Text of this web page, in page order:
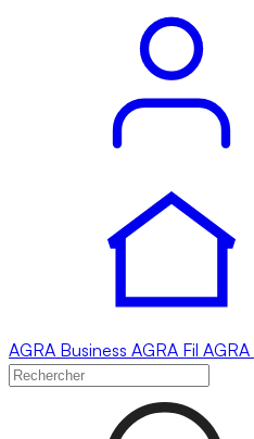
AGRA Business AGRA Fil AGRA